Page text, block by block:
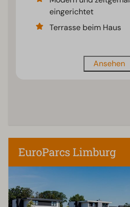
eingerichtet
Terrasse beim Haus
Ansehen
EuroParcs Limburg